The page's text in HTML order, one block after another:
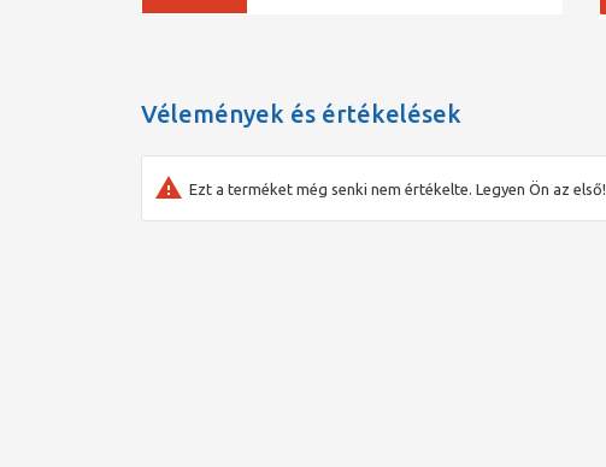
Vélemények és értékelések
Ezt a terméket még senki nem értékelte. Legyen Ön az első!